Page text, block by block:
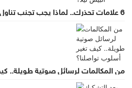
6 علامات تحذرك.. لماذا يجب تجنب تناول البيض ليلًا؟
من المكالمات لرسائل صوتية طويلة..